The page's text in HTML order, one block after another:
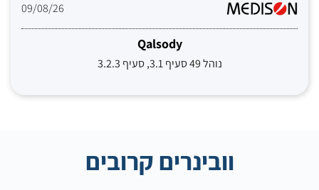
09/08/26
Qalsody
נוהל 49 סעיף 3.1, סעיף 3.2.3
וובינרים קרובים